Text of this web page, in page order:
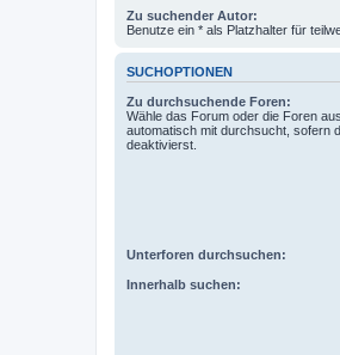
Zu suchender Autor:
Benutze ein * als Platzhalter für
SUCHOPTIONEN
Zu durchsuchende Foren:
Wähle das Forum oder die Foren
automatisch mit durchsucht, sofern
deaktivierst.
Unterforen durchsuchen:
Innerhalb suchen: